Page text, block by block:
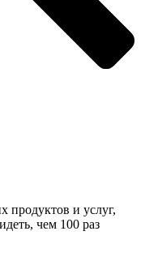
продуктов и услуг,
чем 100 раз